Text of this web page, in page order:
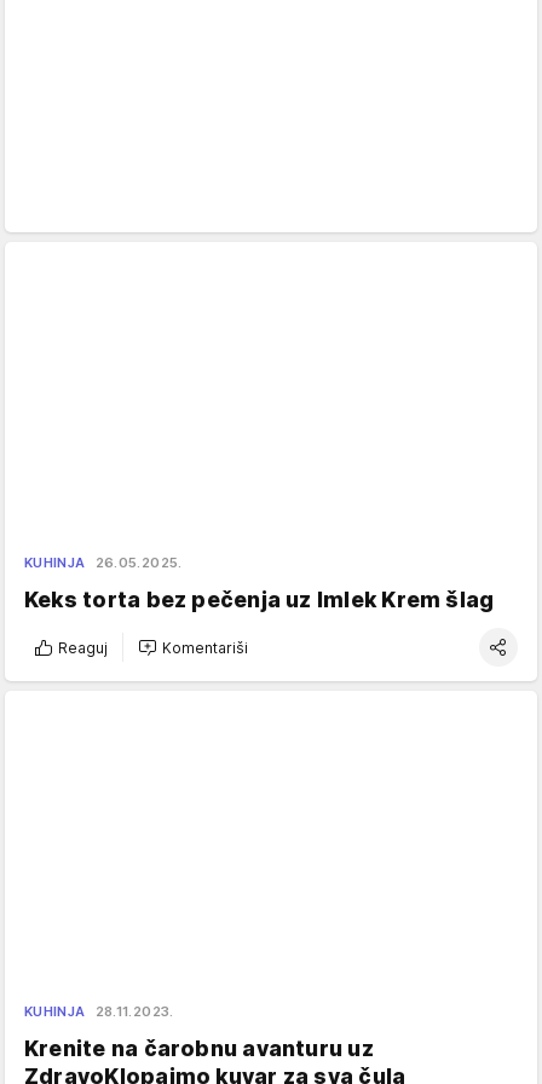
KUHINJA 26.05.2025.
Keks torta bez pečenja uz Imlek Krem šlag
Reaguj Komentariši
KUHINJA 28.11.2023.
Krenite na čarobnu avanturu uz
ZdravoKlopajmo kuvar za sva čula